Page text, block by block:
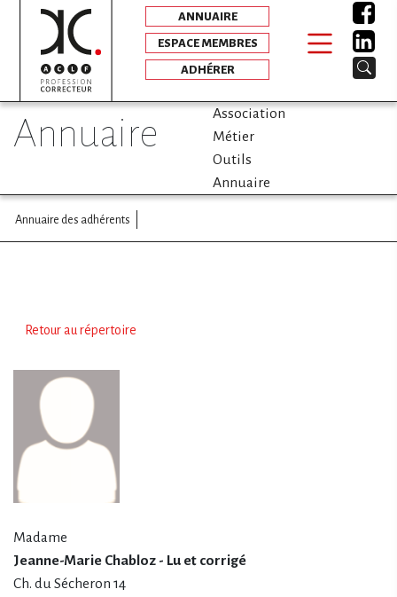
ANNUAIRE
ESPACE MEMBRES
ADHÉRER
annuaire
Association
Métier
Outils
Annuaire
Annuaire des adhérents
Retour au répertoire
Madame
Jeanne-Marie Chabloz - Lu et corrigé
Ch. du Sécheron 14